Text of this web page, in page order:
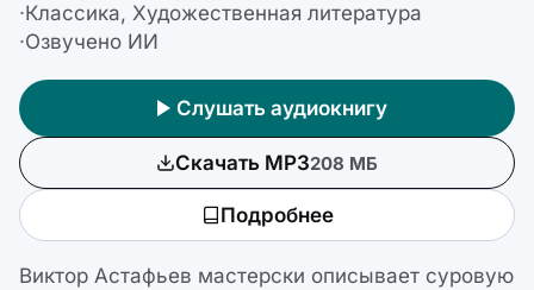
·Классика Художественная литература
·Озвучено ИИ
Слушать аудиокнигу
Скачать MP3208 МБ
Подробнее
Виктор Астафьев мастерски описывает суровую